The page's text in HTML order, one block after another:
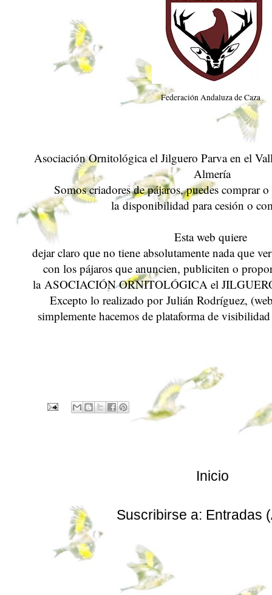
Federación Andaluza de Caza
Asociación Ornitológica el Jilguero Parva en el
Almería
Somos criadores de pájaros, puedes comprar
la disponibilidad para cesión o
Esta web quiere
dejar claro que no tiene absolutamente nada que
con los pájaros que anuncien, publiciten o
la ASOCIACIÓN ORNITOLÓGICA el
Excepto lo realizado porJulián Rodríguez,
simplemente hacemos de plataforma de
Inicio
Suscribirse a: Entradas